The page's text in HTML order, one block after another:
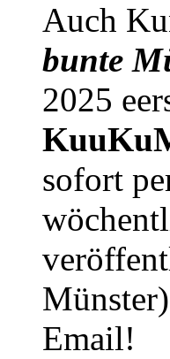
Auch
bunte
2025
sofort
Email!